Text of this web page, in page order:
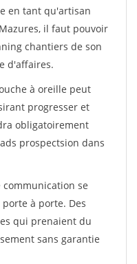
en tant qu'artisan
il faut pouvoir
chantiers de son
d'affaires.
à oreille peut
progresser et
obligatoirement
prospectsion dans
se
à porte. Des
qui prenaient du
sans garantie